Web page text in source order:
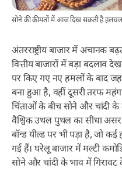
सोने की कीमतों में आज दिख सकती है
अंतरराष्ट्रीय बाजार में अचानक
वित्तीय बाजारों में बड़ा बदलाव
पर किए गए नए हमलों के बाद
बना हुआ है, वहीं दूसरी तरफ
चिंताओं के बीच सोने और चांदी के
वैश्विक उथल पुथल का सीधा
बॉन्ड यील्ड पर भी पड़ा है, जो
गई हैं। घरेलू बाजार में मल्टी
सोने और चांदी के भाव में गिरावट